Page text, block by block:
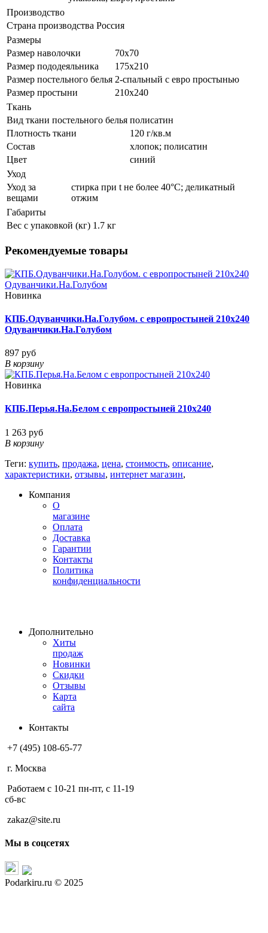
Производство
Страна производства Россия
Размеры
Размер наволочки
70х70
Размер пододеяльника
175х210
Размер постельного белья 2-спальный с евро простынью
Размер простыни
210х240
Ткань
Вид ткани постельного белья полисатин
Плотность ткани
120 г/кв.м
Состав
хлопок; полисатин
Цвет
синий
Уход
Уход за
вещами
стирка при t не более 40°C; деликатный
отжим
Габариты
Вес с упаковкой (кг) 1.7 кг
Рекомендуемые товары
Новинка
КПБ.Одуванчики.На.Голубом. с европростыней 210х240
Одуванчики.На.Голубом
897 руб
В корзину
Новинка
КПБ.Перья.На.Белом с европростыней 210х240
1 263 руб
В корзину
Теги: купить, продажа, цена, стоимость, описание,
характеристики, отзывы, интернет магазин,
Компания
О
магазине
Оплата
Доставка
Гарантии
Контакты
Политика
конфиденциальности
Дополнительно
Хиты
продаж
Новинки
Скидки
Отзывы
Карта
сайта
Контакты
+7 (495) 108-65-77
г. Москва
Работаем с 10-21 пн-пт, с 11-19
сб-вс
zakaz@site.ru
Мы в соцсетях
Podarkiru.ru © 2025